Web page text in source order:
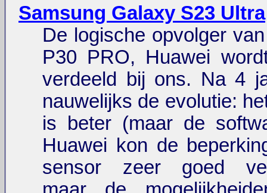
Samsung Galaxy S23 Ultra
De logische opvolger
P30 PRO, Huawei
verdeeld bij ons. Na 4
nauwelijks de evolutie:
is beter (maar de
Huawei kon de
sensor zeer goed